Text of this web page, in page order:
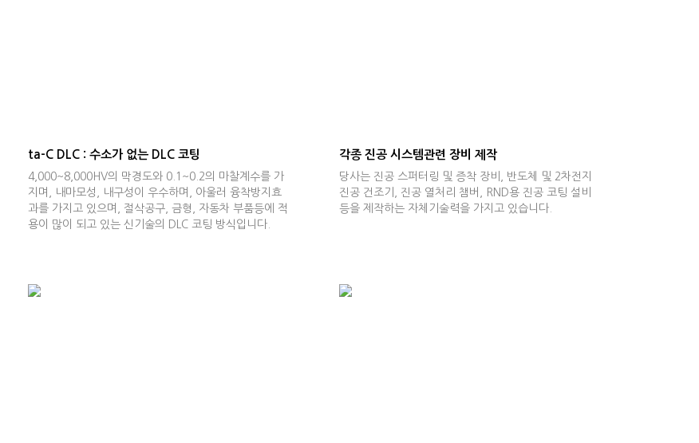
ta-C DLC : 수소가 없는 DLC 코팅
4,000~8,000HV의 막경도와 0.1~0.2의 마찰계수를 가
지며, 내마모성, 내구성이 우수하며, 아울러 융착방지효
과를 가지고 있으며, 절삭공구, 금형, 자동차 부품등에 적
용이 많이 되고 있는 신기술의 DLC 코팅 방식입니다.
각종 진공 시스템관련 장비 제작
당사는 진공 스퍼터링 및 증착 장비, 반도체 및 2차전지
진공 건조기, 진공 열처리 챔버, RND용 진공 코팅 설비
등을 제작하는 자체기술력을 가지고 있습니다.